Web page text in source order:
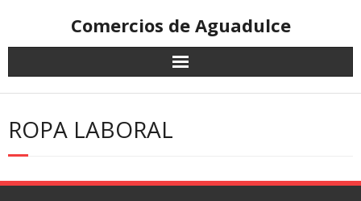
Comercios de Aguadulce
ROPA LABORAL